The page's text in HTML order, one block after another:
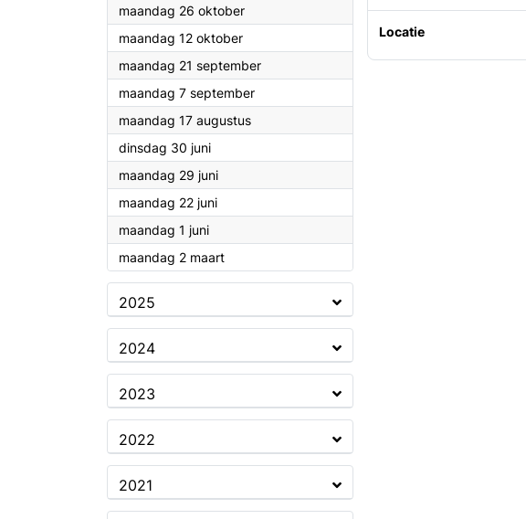
maandag 26 oktober2026
maandag 12 oktober2026
maandag 21 september2026
maandag 7 september2026
maandag 17 augustus2026
dinsdag 30 juni2026
maandag 29 juni2026
maandag 22 juni2026
maandag 1 juni2026
maandag 2 maart2026
2025
2024
2023
2022
2021
Locatie